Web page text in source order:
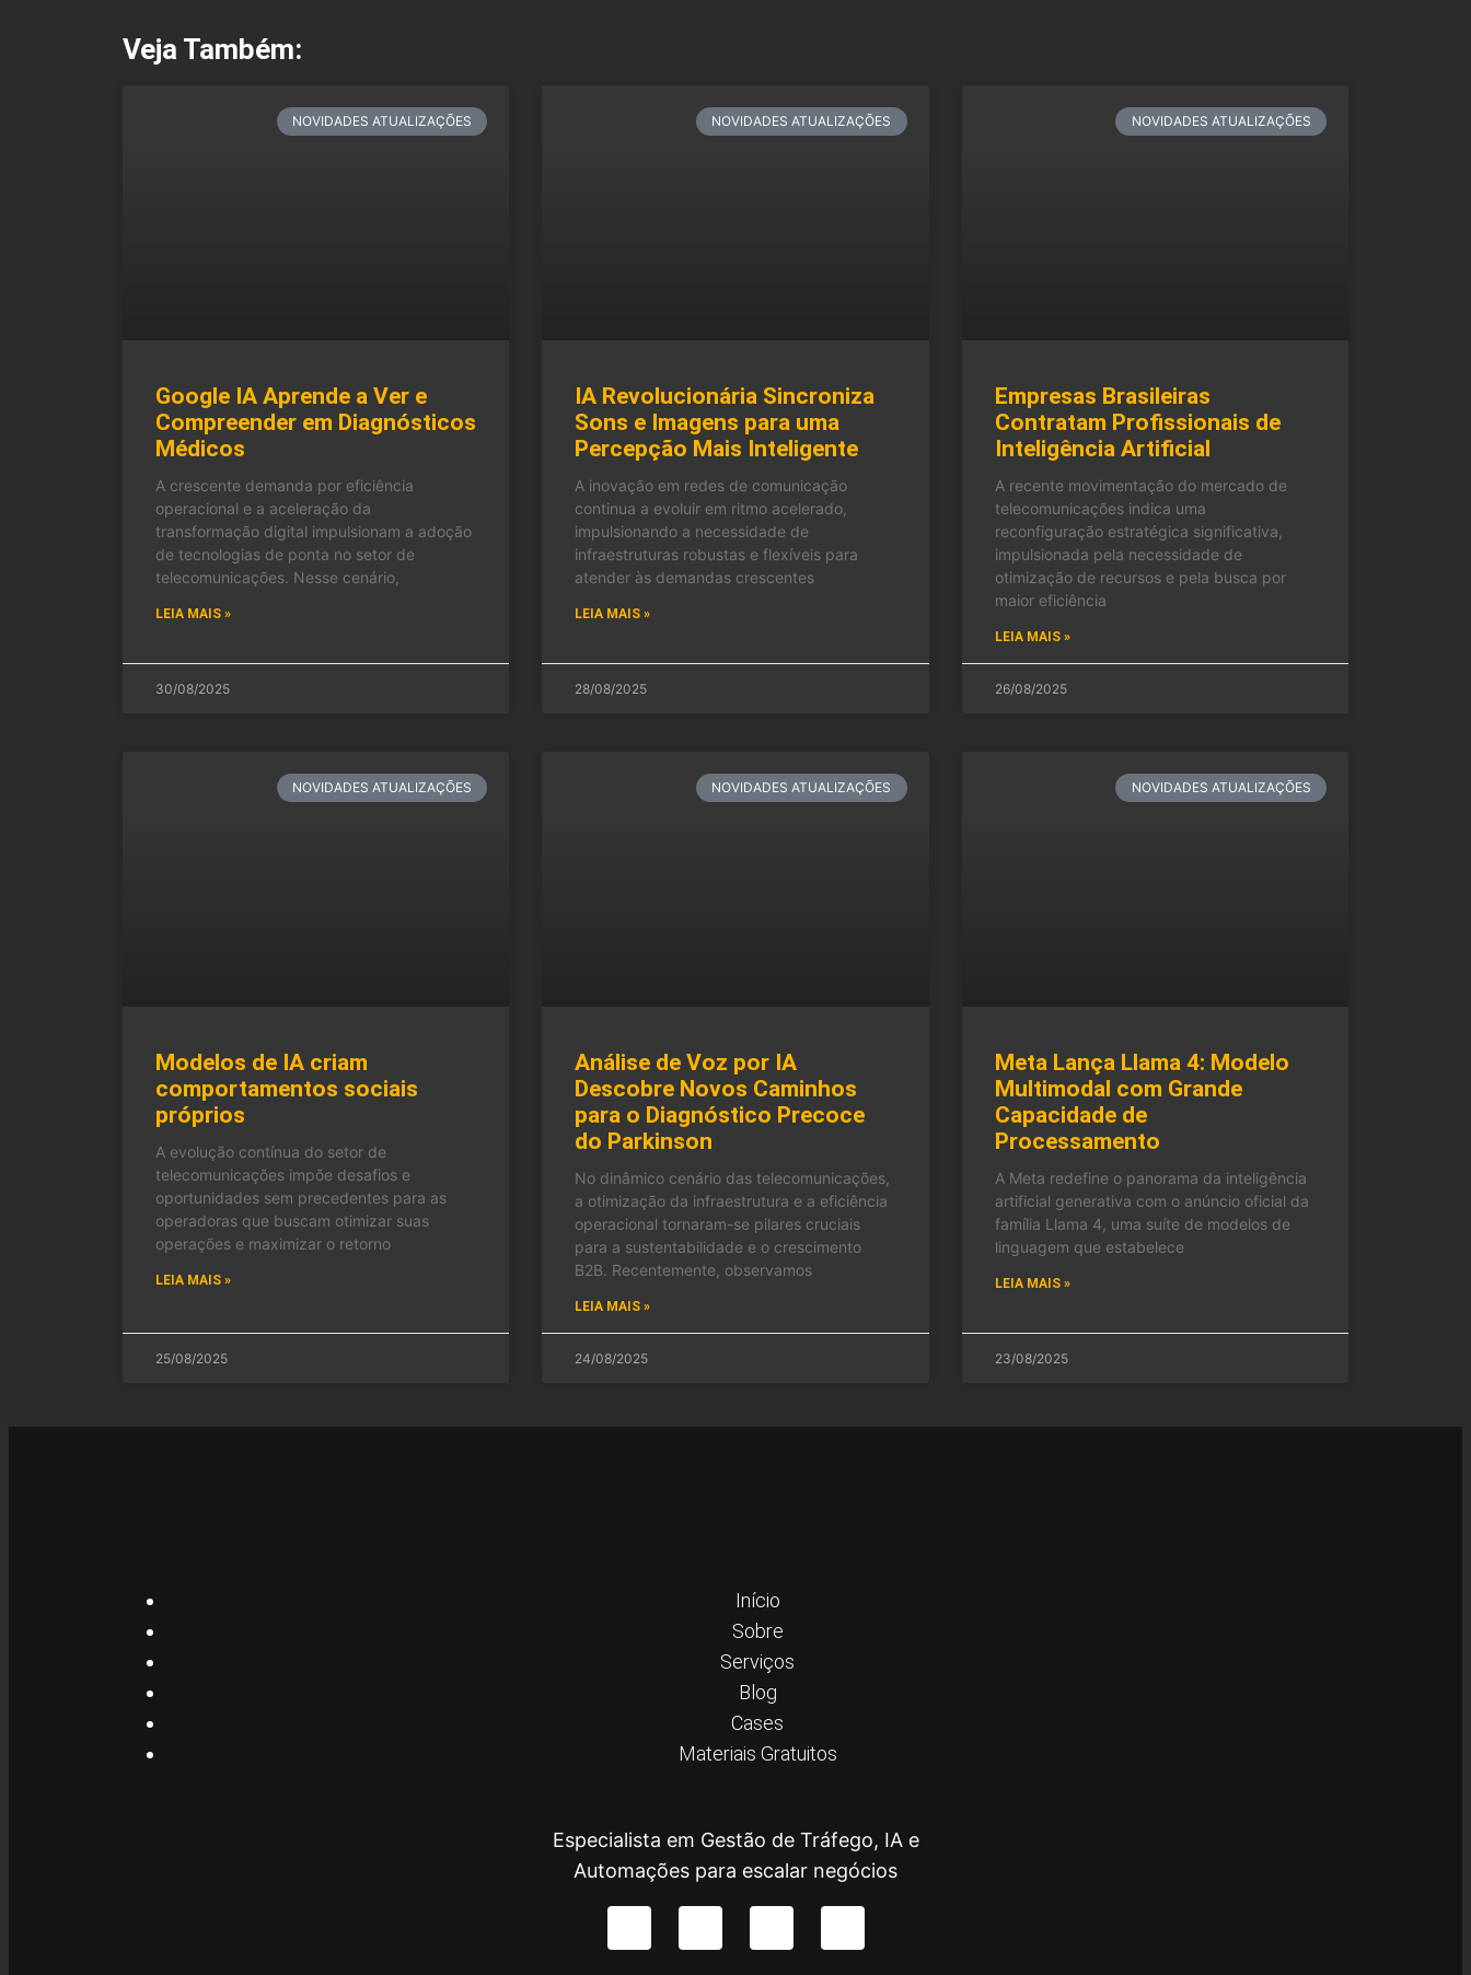
Veja Também:
NOVIDADES ATUALIZAÇÕES
Google IA Aprende a Ver e
Compreender em Diagnósticos
Médicos
A crescente demanda por eficiência
operacional e a aceleração da
transformação digital impulsionam a adoção
de tecnologias de ponta no setor de
telecomunicações. Nesse cenário,
LEIA MAIS »
30/08/2025
NOVIDADES ATUALIZAÇÕES
IA Revolucionária Sincroniza
Sons e Imagens para uma
Percepção Mais Inteligente
A inovação em redes de comunicação
continua a evoluir em ritmo acelerado,
impulsionando a necessidade de
infraestruturas robustas e flexíveis para
atender às demandas crescentes
LEIA MAIS »
28/08/2025
NOVIDADES ATUALIZAÇÕES
Empresas Brasileiras
Contratam Profissionais de
Inteligência Artificial
A recente movimentação do mercado de
telecomunicações indica uma
reconfiguração estratégica significativa,
impulsionada pela necessidade de
otimização de recursos e pela busca por
maior eficiência
LEIA MAIS »
26/08/2025
NOVIDADES ATUALIZAÇÕES
Modelos de IA criam
comportamentos sociais
próprios
A evolução contínua do setor de
telecomunicações impõe desafios e
oportunidades sem precedentes para as
operadoras que buscam otimizar suas
operações e maximizar o retorno
LEIA MAIS »
25/08/2025
NOVIDADES ATUALIZAÇÕES
Análise de Voz por IA
Descobre Novos Caminhos
para o Diagnóstico Precoce
do Parkinson
No dinâmico cenário das telecomunicações,
a otimização da infraestrutura e a eficiência
operacional tornaram-se pilares cruciais
para a sustentabilidade e o crescimento
B2B. Recentemente, observamos
LEIA MAIS »
24/08/2025
NOVIDADES ATUALIZAÇÕES
Meta Lança Llama 4: Modelo
Multimodal com Grande
Capacidade de
Processamento
A Meta redefine o panorama da inteligência
artificial generativa com o anúncio oficial da
família Llama 4, uma suíte de modelos de
linguagem que estabelece
LEIA MAIS »
23/08/2025
Início
Sobre
Serviços
Blog
Cases
Materiais Gratuitos
Especialista em Gestão de Tráfego, IA e
Automações para escalar negócios